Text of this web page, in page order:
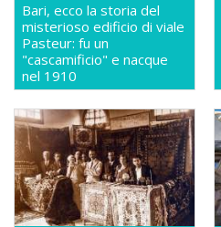
Bari, ecco la storia del
misterioso edificio di viale
Pasteur: fu un
"cascamificio" e nacque
nel 1910